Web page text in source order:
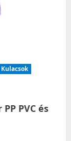
Kulacsok
PVC és